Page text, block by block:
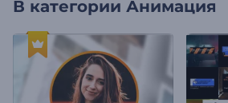
В категории Анимация